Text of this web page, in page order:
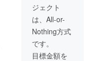
ジェクト
は、All-or-
Nothing方式
です。
目標金額を